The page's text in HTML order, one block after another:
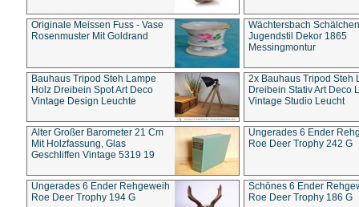
Originale Meissen Fuss - Vase
Rosenmuster Mit Goldrand
Wächtersbach Schälchen
Jugendstil Dekor 1865
Messingmontur
Bauhaus Tripod Steh Lampe
Holz Dreibein Spot Art Deco
Vintage Design Leuchte
2x Bauhaus Tripod Steh
Dreibein Stativ Art Deco
Vintage Studio Leucht
Alter Großer Barometer 21 Cm
Mit Holzfassung, Glas
Geschliffen Vintage 5319 19
Ungerades 6 Ender
Roe Deer Trophy 242 G
Ungerades 6 Ender Rehgeweih
Roe Deer Trophy 194 G
Schönes 6 Ender
Roe Deer Trophy 186 G